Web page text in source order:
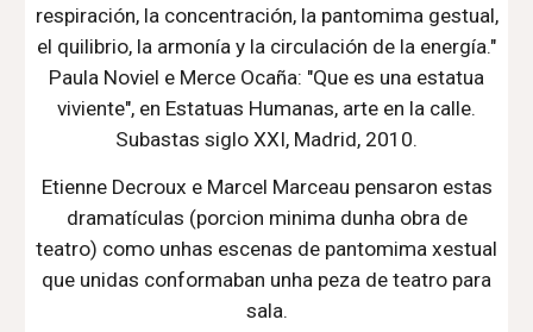
respiración, la concentración, la pantomima gestual,
el quilibrio, la armonía y la circulación de la energía."
Paula Noviel e Merce Ocaña: "Que es una estatua
viviente", en Estatuas Humanas, arte en la calle.
Subastas siglo XXI, Madrid, 2010.
Etienne Decroux e Marcel Marceau pensaron estas
dramatículas (porcion minima dunha obra de
teatro) como unhas escenas de pantomima xestual
que unidas conformaban unha peza de teatro para
sala.